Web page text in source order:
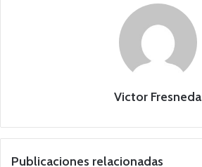
Victor Fresneda
Publicaciones relacionadas